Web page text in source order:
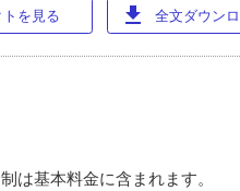
を見る download 全文ダウン
は基本料金に含まれます。